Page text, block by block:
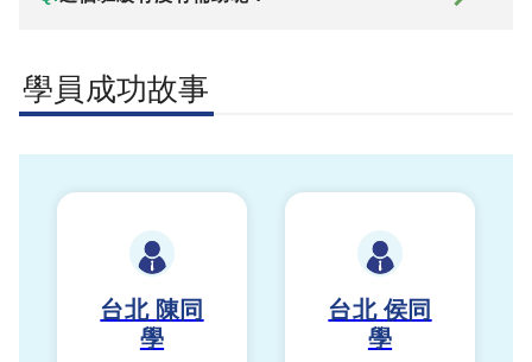
學員成功故事
台北 陳同
學
台北 侯同
學